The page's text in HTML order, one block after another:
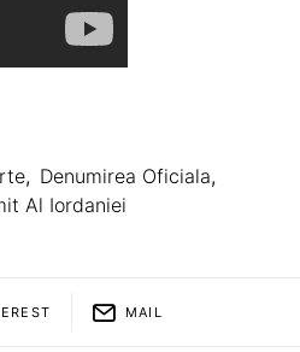
, Denumirea Oficiala,
Al Iordaniei
MAIL